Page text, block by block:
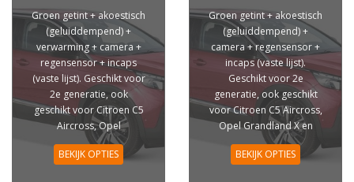
Groen getint + akoestisch
(geluiddempend) +
verwarming + camera +
regensensor + incaps
(vaste lijst). Geschikt voor
2e generatie, ook
geschikt voor Citroen C5
Aircross, Opel
Grandland X en Peugeot
3008 (vanaf 2016).
BEKIJK OPTIES
Groen getint + akoestisch
(geluiddempend) +
camera + regensensor +
incaps (vaste lijst).
Geschikt voor 2e
generatie, ook geschikt
voor Citroen C5 Aircross,
Opel Grandland X en
Peugeot 3008 (vanaf
2016). Bouwjaar vanaf
BEKIJK OPTIES